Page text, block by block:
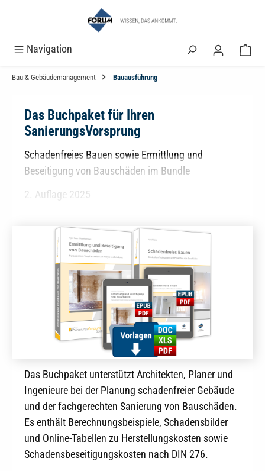
Navigation
Bau & Gebäudemanagement Bauausführung
Das Buchpaket für Ihren
SanierungsVorsprung
Schadenfreies Bauen sowie Ermittlung und
Beseitigung von Bauschäden im Bundle
2. Auflage 2025
Das Buchpaket unterstützt Architekten, Planer und
Ingenieure bei der Planung schadenfreier Gebäude
und der fachgerechten Sanierung von Bauschäden.
Es enthält Berechnungsbeispiele, Schadensbilder
und Online-Tabellen zu Herstellungskosten sowie
Schadensbeseitigungskosten nach DIN 276.